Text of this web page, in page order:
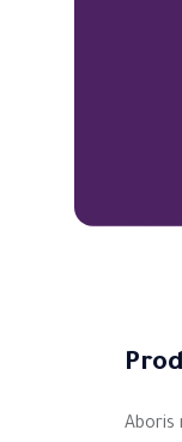
Aboris